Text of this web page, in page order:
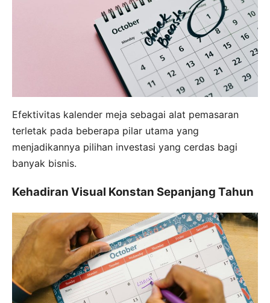
Efektivitas kalender meja sebagai alat pemasaran
terletak pada beberapa pilar utama yang
menjadikannya pilihan investasi yang cerdas bagi
banyak bisnis.
Kehadiran Visual Konstan Sepanjang Tahun